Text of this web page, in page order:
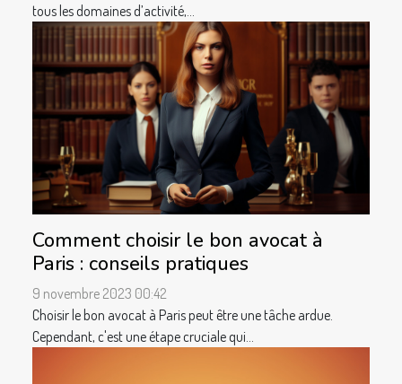
tous les domaines d’activité,...
Comment choisir le bon avocat à
Paris : conseils pratiques
9 novembre 2023 00:42
Choisir le bon avocat à Paris peut être une tâche ardue.
Cependant, c'est une étape cruciale qui...